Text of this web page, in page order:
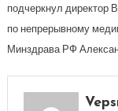
подчеркнул директор
по непрерывному
Минздрава РФ